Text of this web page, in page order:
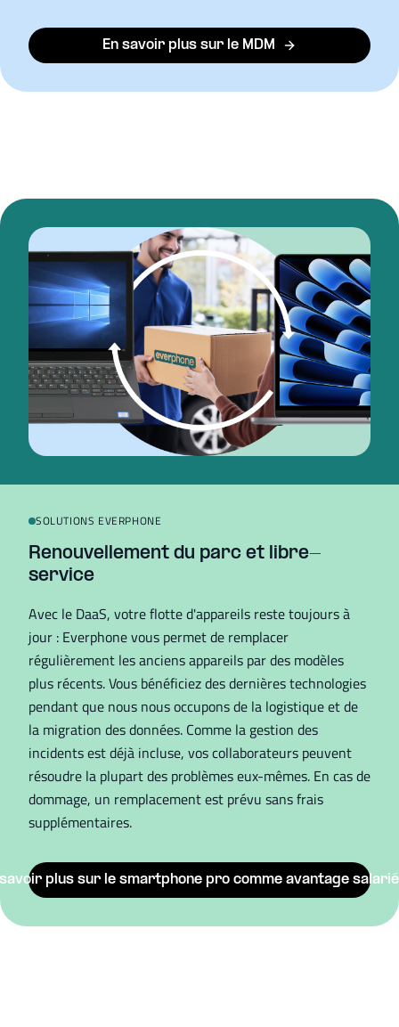
En savoir plus sur le MDM
SOLUTIONS EVERPHONE
Renouvellement du parc et libre-
service
Avec le DaaS, votre flotte d'appareils reste toujours à
jour : Everphone vous permet de remplacer
régulièrement les anciens appareils par des modèles
plus récents. Vous bénéficiez des dernières technologies
pendant que nous nous occupons de la logistique et de
la migration des données. Comme la gestion des
incidents est déjà incluse, vos collaborateurs peuvent
résoudre la plupart des problèmes eux-mêmes. En cas de
dommage, un remplacement est prévu sans frais
supplémentaires.
plus sur le smartphone pro comme avantage salarié